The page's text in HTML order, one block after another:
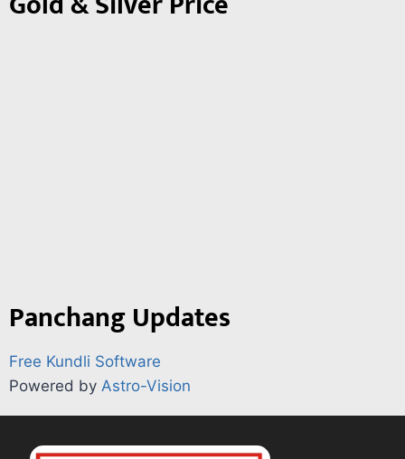
Panchang Updates
Free Kundli Software
Powered by Astro-Vision